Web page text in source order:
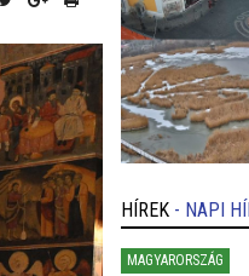
HÍREK - NAPI
MAGYARORSZÁG